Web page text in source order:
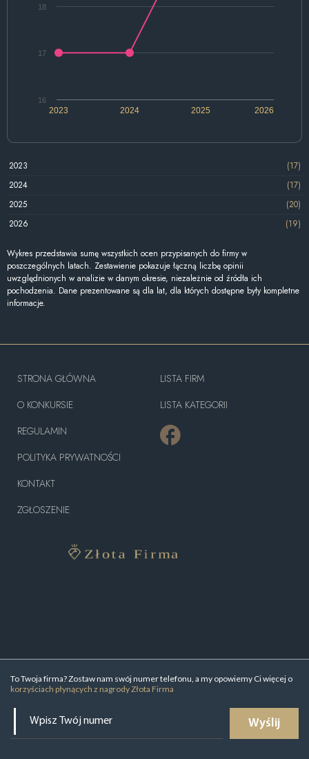
2024 2026
2023 2025
16
17
18
2023
(17)
2024
(17)
2025
(20)
2026
(19)
Wykres przedstawia sumę wszystkich ocen przypisanych do firmy w
poszczególnych latach. Zestawienie pokazuje łączną liczbę opinii
uwzględnionych w analizie w danym okresie, niezależnie od źródła ich
pochodzenia. Dane prezentowane są dla lat, dla których dostępne były kompletne
informacje.
To Twoja firma? Zostaw nam swój numer telefonu, a my opowiemy Ci więcej o
korzyściach płynących z nagrody Złota Firma
Wyślij
STRONA GŁÓWNA
O KONKURSIE
REGULAMIN
POLITYKA PRYWATNOŚCI
KONTAKT
ZGŁOSZENIE
LISTA FIRM
LISTA KATEGORII